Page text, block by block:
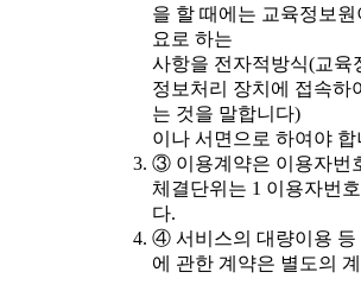
을 할 때에는 교육정보
요로 하는
사항을 전자적방식(교육
정보처리 장치에 접속하
는 것을 말합니다)
이나 서면으로 하여야 합
③ 이용계약은 이용자번
체결단위는 1 이용자번
다.
④ 서비스의 대량이용 등
에 관한 계약은 별도의